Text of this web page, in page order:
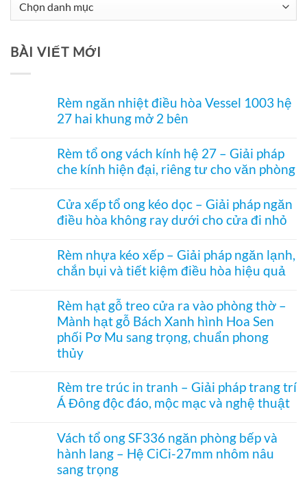
Chuyên
Mục
Tư
BÀI VIẾT MỚI
Rèm ngăn nhiệt điều hòa Vessel 1003 hệ
27 hai khung mở 2 bên
bình
luận
ngăn
nhiệt
điều
1003
hệ
27
khung
mở
2
bên
Rèm tổ ong vách kính hệ 27 – Giải pháp
che kính hiện đại, riêng tư cho văn phòng
bình
luận
tổ
ong
vách
27
–
Giải
pháp
che
kính
đại,
riêng
tư
phòng
Cửa xếp tổ ong kéo dọc – Giải pháp ngăn
điều hòa không ray dưới cho cửa đi nhỏ
bình
luận
xếp
tổ
ong
kéo
dọc
–
ngăn
điều
hòa
ray
dưới
cho
cửa
Rèm nhựa kéo xếp – Giải pháp ngăn lạnh,
chắn bụi và tiết kiệm điều hòa hiệu quả
bình
luận
Rèm
nhựa
–
Giải
pháp
chắn
bụi
và
tiết
Rèm hạt gỗ treo cửa ra vào phòng thờ –
Mành hạt gỗ Bách Xanh hình Hoa Sen
phối Pơ Mu sang trọng, chuẩn phong
thủy
có
bình
luận
hạt
gỗ
treo
cửa
Rèm tre trúc in tranh – Giải pháp trang trí
Á Đông độc đáo, mộc mạc và nghệ thuật
bình
luận
Rèm
Vách tổ ong SF336 ngăn phòng bếp và
hành lang – Hệ CiCi-27mm nhôm nâu
sang trọng